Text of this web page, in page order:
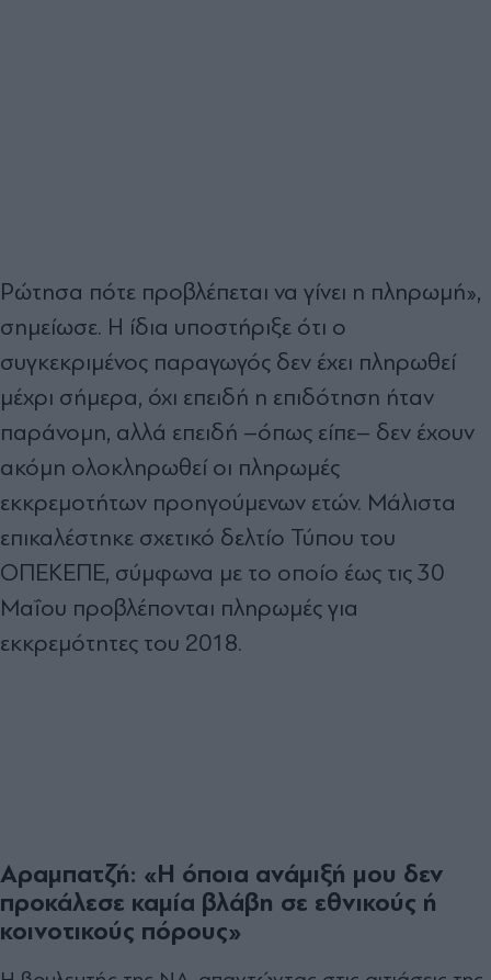
Ρώτησα πότε προβλέπεται να γίνει η πληρωμή»,
σημείωσε. Η ίδια υποστήριξε ότι ο
συγκεκριμένος παραγωγός δεν έχει πληρωθεί
μέχρι σήμερα, όχι επειδή η επιδότηση ήταν
παράνομη, αλλά επειδή –όπως είπε– δεν έχουν
ακόμη ολοκληρωθεί οι πληρωμές
εκκρεμοτήτων προηγούμενων ετών. Μάλιστα
επικαλέστηκε σχετικό δελτίο Τύπου του
ΟΠΕΚΕΠΕ, σύμφωνα με το οποίο έως τις 30
Μαΐου προβλέπονται πληρωμές για
εκκρεμότητες του 2018.
Αραμπατζή: «Η όποια ανάμιξή μου δεν
προκάλεσε καμία βλάβη σε εθνικούς ή
κοινοτικούς πόρους»